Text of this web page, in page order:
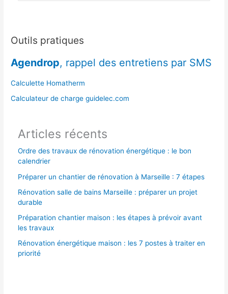
e
c
h
:
Outils pratiques
Agendrop, rappel des entretiens par SMS
Calculette Homatherm
Calculateur de charge guidelec.com
Articles récents
Ordre des travaux de rénovation énergétique : le bon
calendrier
Préparer un chantier de rénovation à Marseille : 7 étapes
Rénovation salle de bains Marseille : préparer un projet
durable
Préparation chantier maison : les étapes à prévoir avant
les travaux
Rénovation énergétique maison : les 7 postes à traiter en
priorité